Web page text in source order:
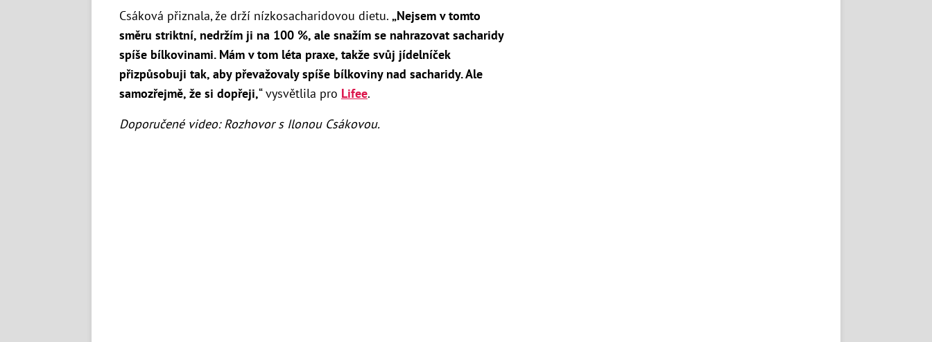
Csáková přiznala, že drží nízkosacharidovou dietu. „Nejsem v tomto
směru striktní, nedržím ji na 100 %, ale snažím se nahrazovat sacharidy
spíše bílkovinami. Mám v tom léta praxe, takže svůj jídelníček
přizpůsobuji tak, aby převažovaly spíše bílkoviny nad sacharidy. Ale
samozřejmě, že si dopřeji,“ vysvětlila pro Lifee.
Doporučené video: Rozhovor s Ilonou Csákovou.